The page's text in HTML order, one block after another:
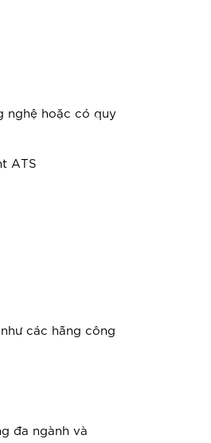
nghệ hoặc có quy
ATS
các hãng công
đa ngành và